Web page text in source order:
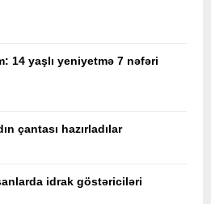
14 yaşlı yeniyetmə 7 nəfəri
çantası hazırladılar
idrak göstəriciləri